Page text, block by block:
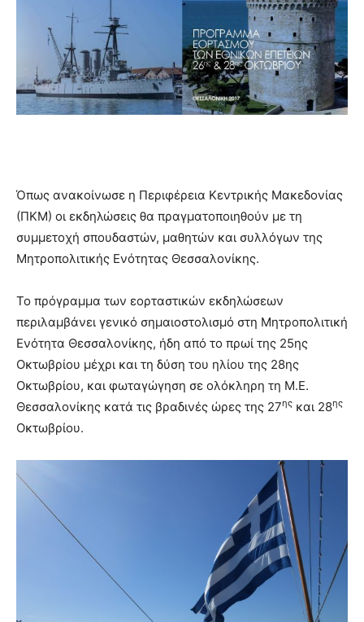
Όπως ανακοίνωσε η Περιφέρεια Κεντρικής Μακεδονίας
(ΠΚΜ) οι εκδηλώσεις θα πραγματοποιηθούν με τη
συμμετοχή σπουδαστών, μαθητών και συλλόγων της
Μητροπολιτικής Ενότητας Θεσσαλονίκης.
Το πρόγραμμα των εορταστικών εκδηλώσεων
περιλαμβάνει γενικό σημαιοστολισμό στη Μητροπολιτική
Ενότητα Θεσσαλονίκης, ήδη από το πρωί της 25ης
Οκτωβρίου μέχρι και τη δύση του ηλίου της 28ης
Οκτωβρίου, και φωταγώγηση σε ολόκληρη τη Μ.Ε.
Θεσσαλονίκης κατά τις βραδινές ώρες της 27ης και 28ης
Οκτωβρίου.